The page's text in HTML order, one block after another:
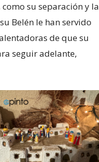
su separación y la
Belén le han servido
de que su
seguir adelante,